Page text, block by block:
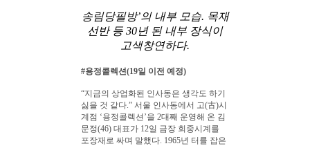
송림당필방’의 내부 모습. 목재
선반 등 30년 된 내부 장식이
고색창연하다.
#용정콜렉션(19일 이전 예정)
“지금의 상업화된 인사동은 생각도 하기
싫을 것 같다.” 서울 인사동에서 고(古)시
계점 ‘용정콜렉션’을 2대째 운영해 온 김
문정(46) 대표가 12일 금장 회중시계를
포장재로 싸며 말했다. 1965년 터를 잡은